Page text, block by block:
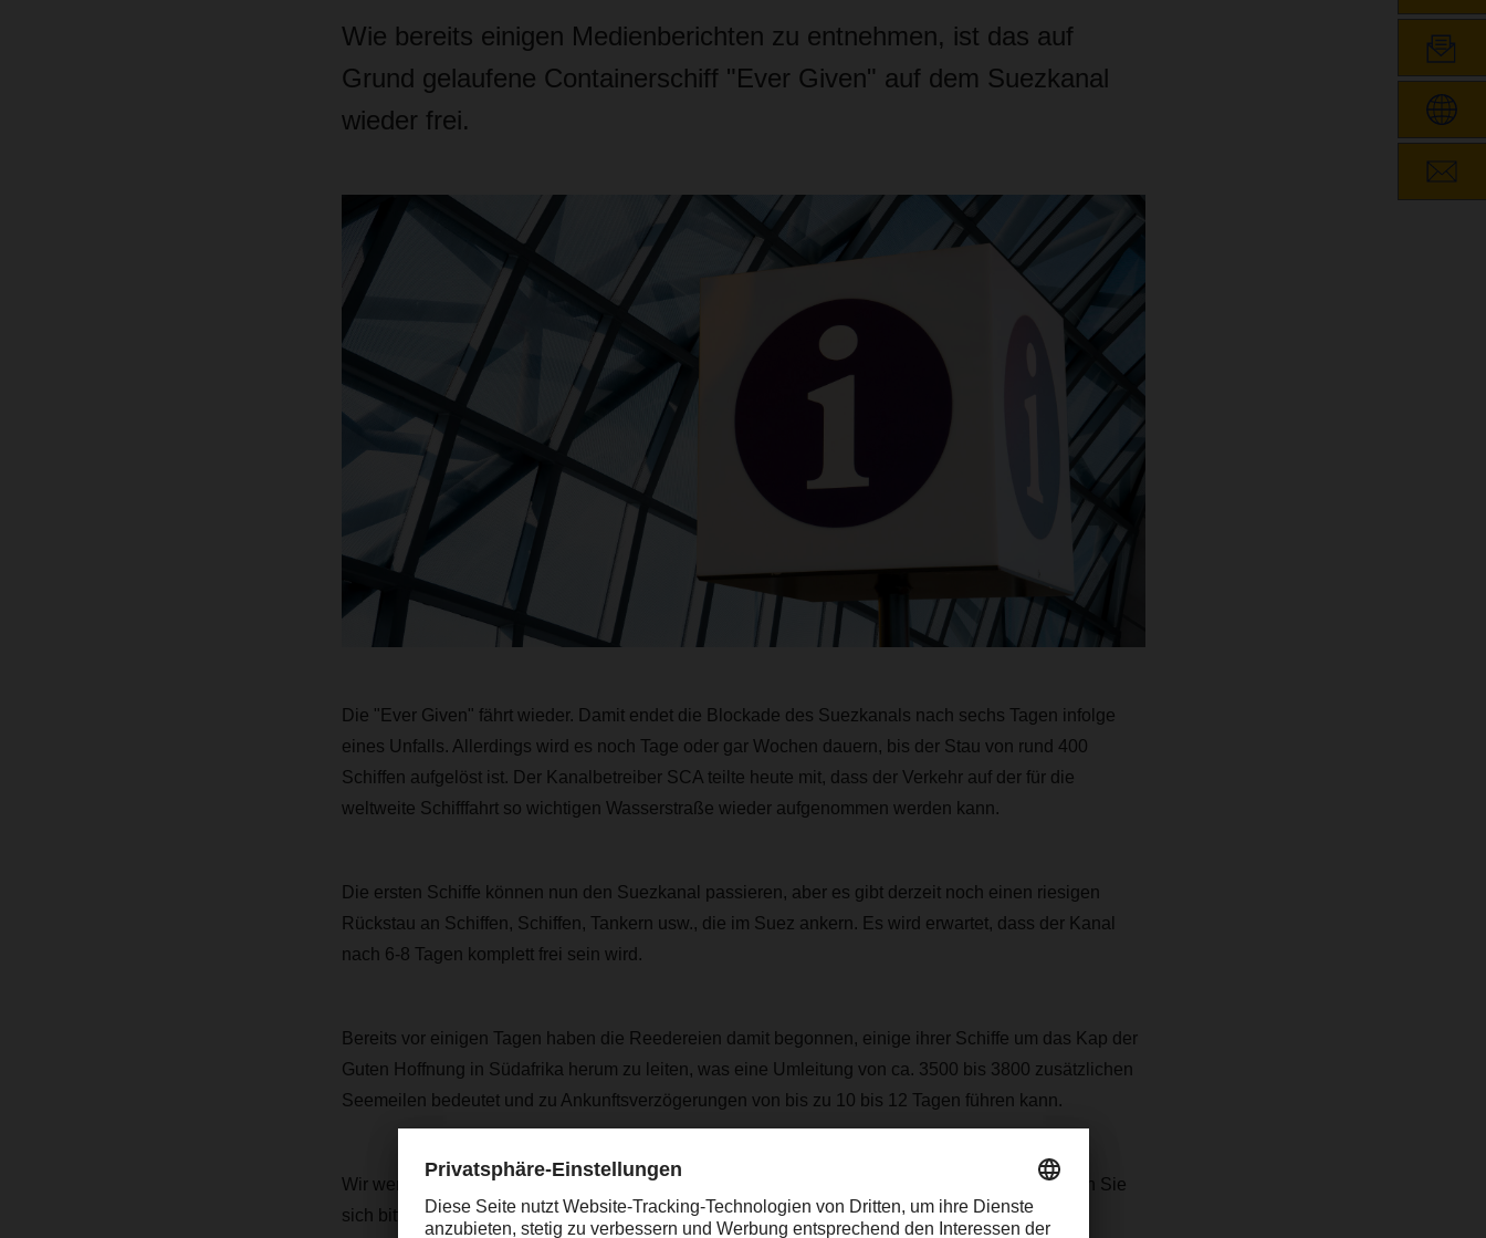
Wie bereits einigen Medienberichten zu entnehmen, ist das auf
Grund gelaufene Containerschiff "Ever Given" auf dem Suezkanal
wieder frei.
Die "Ever Given" fährt wieder. Damit endet die Blockade des Suezkanals nach sechs Tagen infolge
eines Unfalls. Allerdings wird es noch Tage oder gar Wochen dauern, bis der Stau von rund 400
Schiffen aufgelöst ist. Der Kanalbetreiber SCA teilte heute mit, dass der Verkehr auf der für die
weltweite Schifffahrt so wichtigen Wasserstraße wieder aufgenommen werden kann.
Die ersten Schiffe können nun den Suezkanal passieren, aber es gibt derzeit noch einen riesigen
Rückstau an Schiffen, Schiffen, Tankern usw., die im Suez ankern. Es wird erwartet, dass der Kanal
nach 6-8 Tagen komplett frei sein wird.
Bereits vor einigen Tagen haben die Reedereien damit begonnen, einige ihrer Schiffe um das Kap der
Guten Hoffnung in Südafrika herum zu leiten, was eine Umleitung von ca. 3500 bis 3800 zusätzlichen
Seemeilen bedeutet und zu Ankunftsverzögerungen von bis zu 10 bis 12 Tagen führen kann.
Wir werden Sie weiter über die aktuelle Situation auf dem Laufenden halten. Bei Fragen wenden Sie
sich bitte an Ihren persönlichen Ansprechpartner in der zuständigen DACHSER Niederlassung.